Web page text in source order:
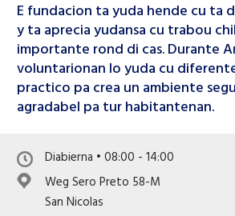
Like nos riba
E fundacion ta yuda hende cu ta
y ta aprecia yudansa cu trabou
importante rond di cas. Durante
voluntarionan lo yuda cu
practico pa crea un ambiente
agradabel pa tur habitantenan.
Diabierna • 08:00 - 14:00
Weg Sero Preto 58-M
San Nicolas